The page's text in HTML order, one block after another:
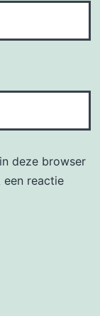
deze browser
reactie